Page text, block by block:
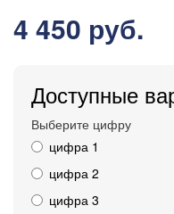
4 450 руб.
Доступные
Выберите цифру
цифра 1
цифра 2
цифра 3